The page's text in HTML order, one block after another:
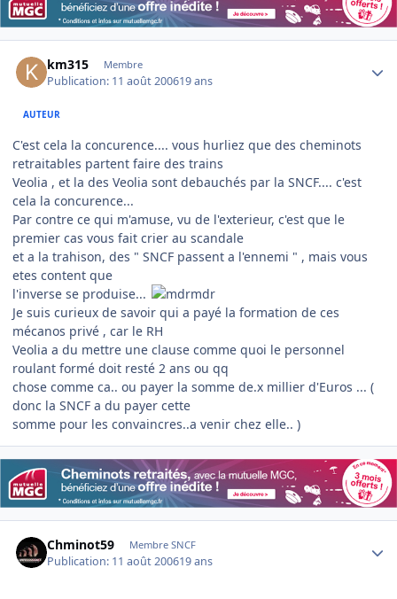
km315 Membre
Publication: 11 août 200619 ans
AUTEUR
C'est cela la concurence.... vous hurliez que des cheminots
retraitables partent faire des trains
Veolia , et la des Veolia sont debauchés par la SNCF.... c'est
cela la concurence...
Par contre ce qui m'amuse, vu de l'exterieur, c'est que le
premier cas vous fait crier au scandale
et a la trahison, des " SNCF passent a l'ennemi " , mais vous
etes content que
l'inverse se produise...
Je suis curieux de savoir qui a payé la formation de ces
mécanos privé , car le RH
Veolia a du mettre une clause comme quoi le personnel
roulant formé doit resté 2 ans ou qq
chose comme ca.. ou payer la somme de.x millier d'Euros ... (
donc la SNCF a du payer cette
somme pour les convaincres..a venir chez elle.. )
Chminot59 Membre SNCF
Publication: 11 août 200619 ans